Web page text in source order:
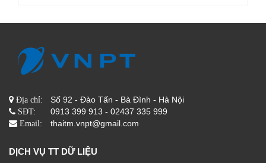
Địa chỉ: Số 92 - Đào Tấn - Bà Đình - Hà Nội
SĐT: 0913 399 913 - 02437 335 999
Email: thaitm.vnpt@gmail.com
DỊCH VỤ TT DỮ LIỆU